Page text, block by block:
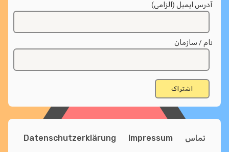
آدرس ایمیل (الزامی)
نام / سازمان
تماس Impressum
Datenschutzerklärung